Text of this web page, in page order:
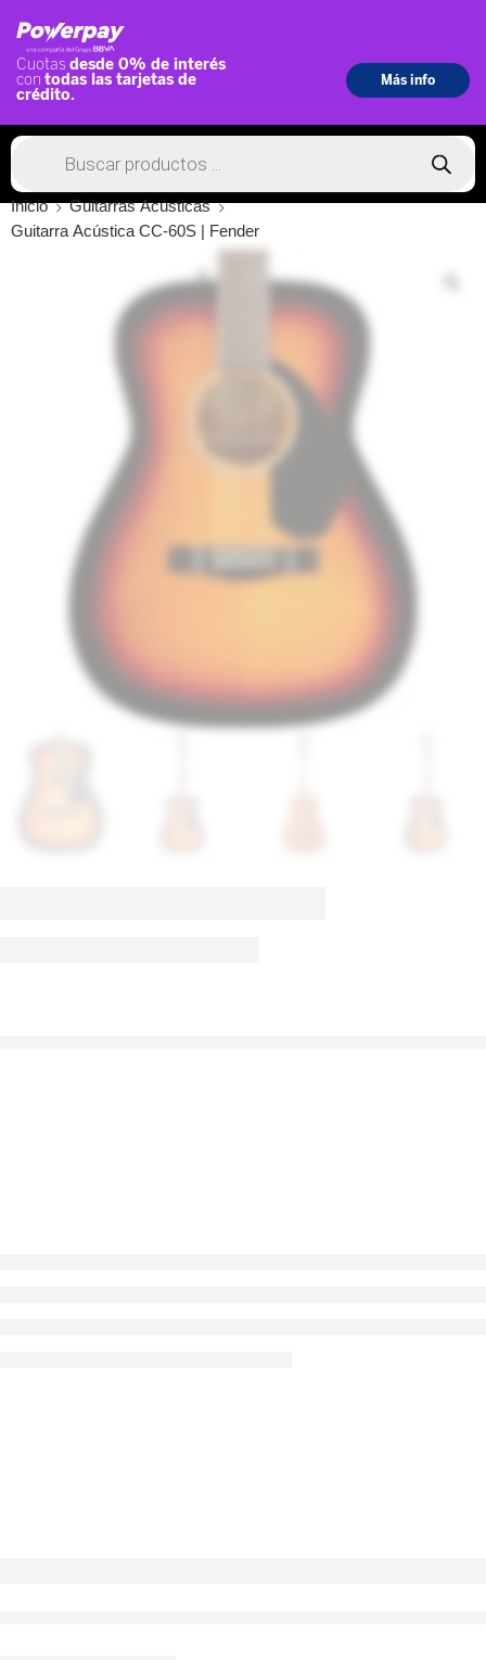
Inicio
Guitarras Acústicas
Guitarra Acústica CC-60S | Fender